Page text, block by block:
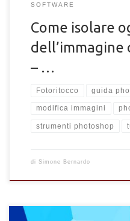
SOFTWARE
Come isolare
dell’immagine
– …
Fotoritocco guida
modifica immagini
strumenti photoshop
di Simone Bernardo